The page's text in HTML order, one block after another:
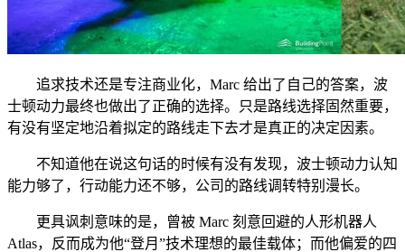
追求技术还是专注商业化，Marc 给出了自己的答案，波
士顿动力最终也做出了正确的选择。只是路线选择固然重要，
有没有坚定地沿着拟定的路线走下去才是真正的决定因素。
不知道他在说这句话的时候有没有发现，波士顿动力认知
能力够了，行动能力还不够，公司的路线调转特别漫长。
更具讽刺意味的是，曾被 Marc 刻意回避的人形机器人
Atlas，反而成为他“登月”技术理想的最佳载体；而他偏爱的四